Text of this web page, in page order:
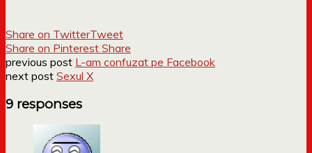
Share on TwitterTweet
Share on Pinterest Share
previous post L-am confuzat pe Facebook
next post Sexul X
9 responses